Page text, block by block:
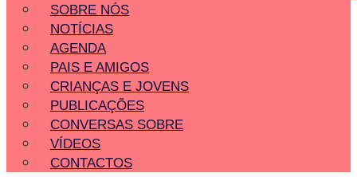
SOBRE NÓS
NOTÍCIAS
AGENDA
PAIS E AMIGOS
CRIANÇAS E JOVENS
PUBLICAÇÕES
CONVERSAS SOBRE
VÍDEOS
CONTACTOS